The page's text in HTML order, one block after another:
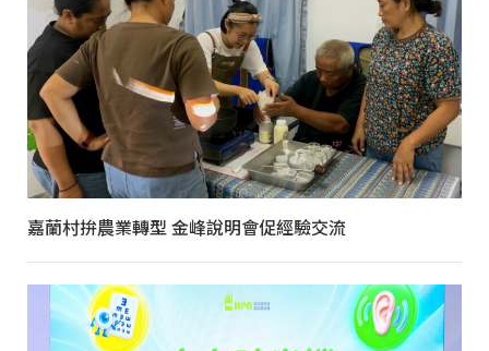
嘉蘭村拚農業轉型 金峰說明會促經驗交流